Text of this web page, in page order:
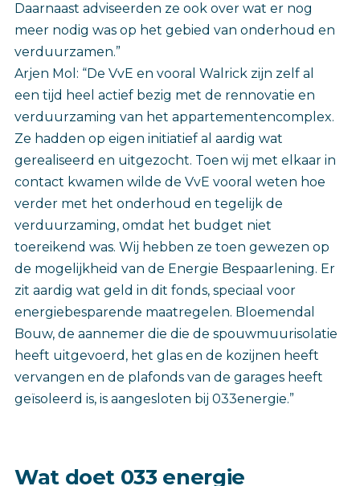
Daarnaast adviseerden ze ook over wat er nog
meer nodig was op het gebied van onderhoud en
verduurzamen.”
Arjen Mol: “De VvE en vooral Walrick zijn zelf al
een tijd heel actief bezig met de rennovatie en
verduurzaming van het appartementencomplex.
Ze hadden op eigen initiatief al aardig wat
gerealiseerd en uitgezocht. Toen wij met elkaar in
contact kwamen wilde de VvE vooral weten hoe
verder met het onderhoud en tegelijk de
verduurzaming, omdat het budget niet
toereikend was. Wij hebben ze toen gewezen op
de mogelijkheid van de Energie Bespaarlening. Er
zit aardig wat geld in dit fonds, speciaal voor
energiebesparende maatregelen. Bloemendal
Bouw, de aannemer die die de spouwmuurisolatie
heeft uitgevoerd, het glas en de kozijnen heeft
vervangen en de plafonds van de garages heeft
geïsoleerd is, is aangesloten bij 033energie.”
Wat doet 033 energie